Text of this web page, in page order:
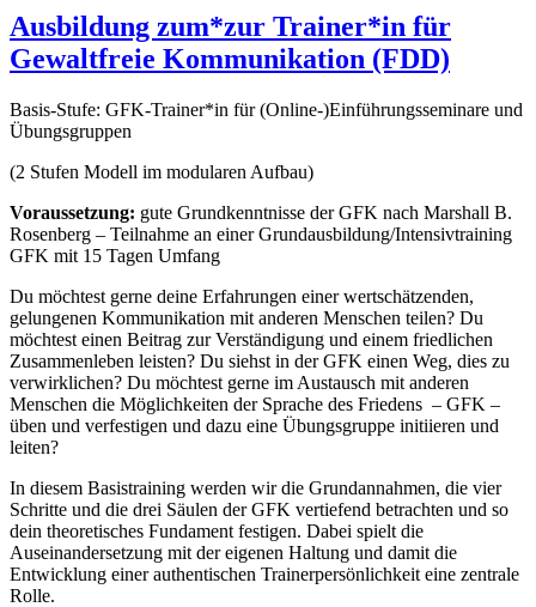
Ausbildung zum*zur Trainer*in für
Gewaltfreie Kommunikation (FDD)
Basis-Stufe: GFK-Trainer*in für (Online-)Einführungsseminare und
Übungsgruppen
(2 Stufen Modell im modularen Aufbau)
Voraussetzung: gute Grundkenntnisse der GFK nach Marshall B.
Rosenberg – Teilnahme an einer Grundausbildung/Intensivtraining
GFK mit 15 Tagen Umfang
Du möchtest gerne deine Erfahrungen einer wertschätzenden,
gelungenen Kommunikation mit anderen Menschen teilen? Du
möchtest einen Beitrag zur Verständigung und einem friedlichen
Zusammenleben leisten? Du siehst in der GFK einen Weg, dies zu
verwirklichen? Du möchtest gerne im Austausch mit anderen
Menschen die Möglichkeiten der Sprache des Friedens – GFK –
üben und verfestigen und dazu eine Übungsgruppe initiieren und
leiten?
In diesem Basistraining werden wir die Grundannahmen, die vier
Schritte und die drei Säulen der GFK vertiefend betrachten und so
dein theoretisches Fundament festigen. Dabei spielt die
Auseinandersetzung mit der eigenen Haltung und damit die
Entwicklung einer authentischen Trainerpersönlichkeit eine zentrale
Rolle.